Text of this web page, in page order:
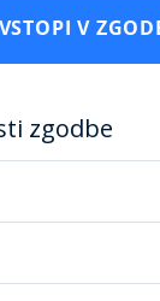
VSTOPI V
zgodbe